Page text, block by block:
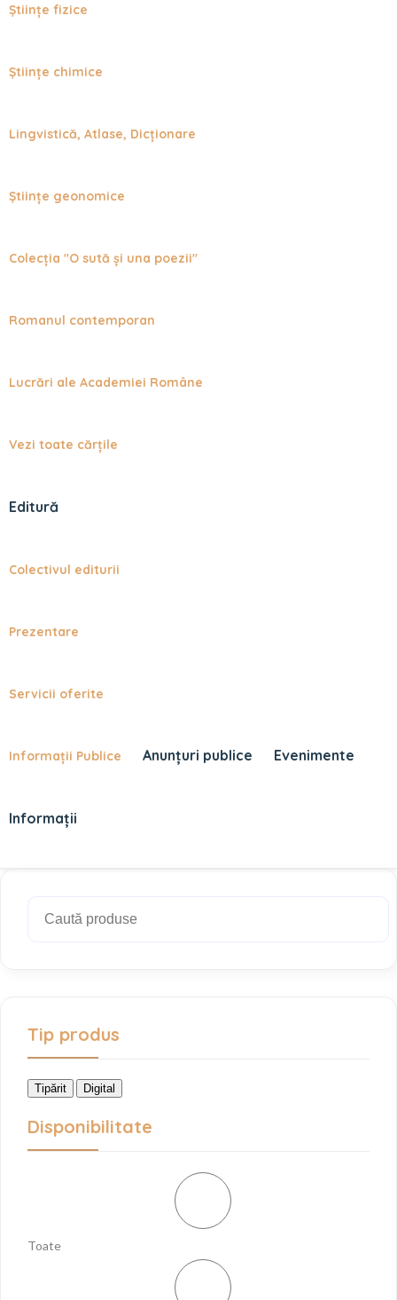
Științe fizice
Științe chimice
Lingvistică, Atlase, Dicționare
Științe geonomice
Colecţia "O sută şi una poezii"
Romanul contemporan
Lucrări ale Academiei Române
Vezi toate cărțile
Editură
Colectivul editurii
Prezentare
Servicii oferite
Informații Publice Anunțuri publice Evenimente
Informații
Tip produs
Tipărit Digital
Disponibilitate
Toate